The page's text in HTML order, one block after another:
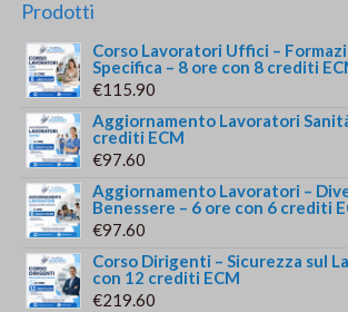
Prodotti
Corso Lavoratori Uffici –
Specifica – 8 ore con 8 crediti
€115.90
Aggiornamento Lavoratori
crediti ECM
€97.60
Aggiornamento Lavoratori –
Benessere – 6 ore con 6 crediti
€97.60
Corso Dirigenti – Sicurezza sul
con 12 crediti ECM
€219.60